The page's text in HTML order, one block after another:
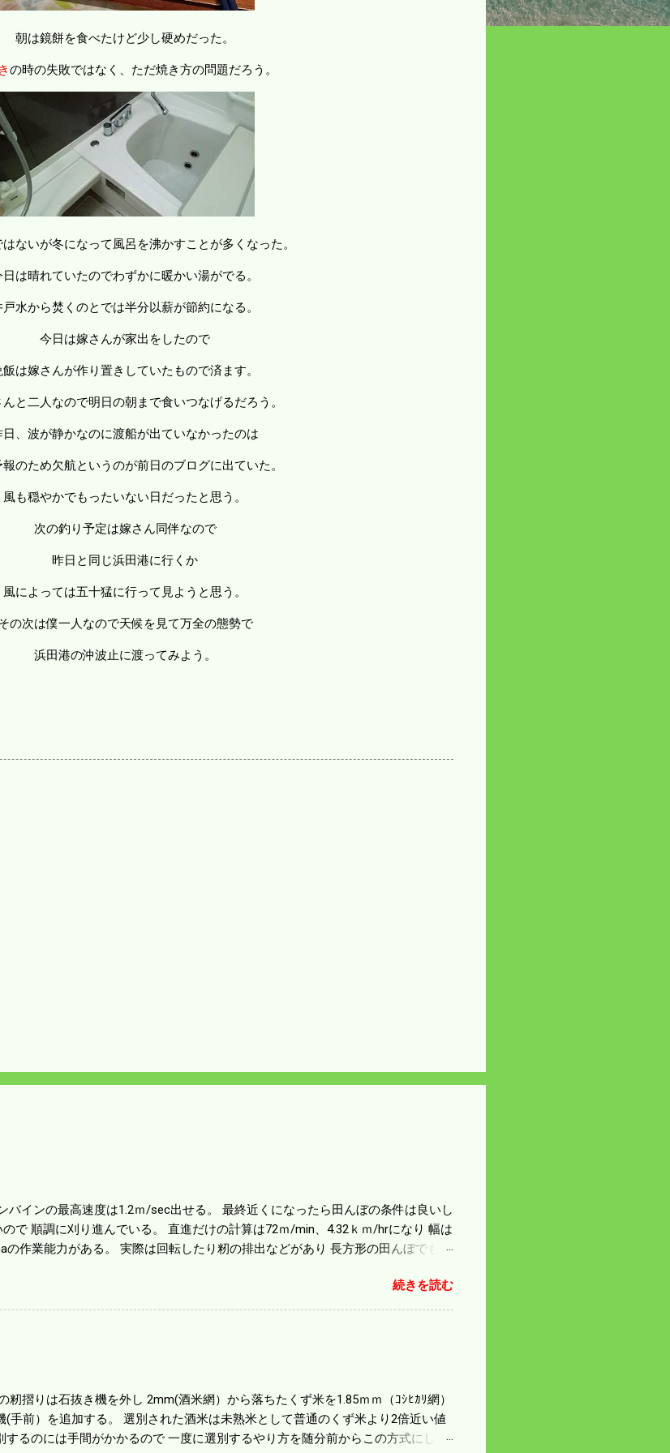
朝は鏡餅を食べたけど少し硬めだった。
の時の失敗ではなく、ただ焼き方の問題だろう。
ないが冬になって風呂を沸かすことが多くなった。
日は晴れていたのでわずかに暖かい湯がでる。
戸水から焚くのとでは半分以薪が節約になる。
今日は嫁さんが家出をしたので
飯は嫁さんが作り置きしていたもので済ます。
んと二人なので明日の朝まで食いつなげるだろう。
日、波が静かなのに渡船が出ていなかったのは
のため欠航というのが前日のブログに出ていた。
風も穏やかでもったいない日だったと思う。
次の釣り予定は嫁さん同伴なので
昨日と同じ浜田港に行くか
風によっては五十猛に行って見ようと思う。
の次は僕一人なので天候を見て万全の態勢で
浜田港の沖波止に渡ってみよう。
バインの最高速度は1.2ｍ/sec出せる。 最終近くになったら田んぼの条件は良いし
で 順調に刈り進んでいる。 直進だけの計算は72ｍ/min、4.32ｋｍ/hrになり 幅は
の作業能力がある。 実際は回転したり籾の排出などがあり 長方形の田んぼでも
が 籾の運搬や乾燥機の容量、籾摺りの能力などのバランスの問題で 今の機種で満
より買った時はまだ耕作面積が少なく手が出せ 無かったのが本音だ。 4条刈りで
続きを読む
籾摺りは石抜き機を外し 2mm(酒米網）から落ちたくず米を1.85ｍｍ（ｺｼﾋｶﾘ網）
(手前）を追加する。 選別された酒米は未熟米として普通のくず米より2倍近い値
するのには手間がかかるので 一度に選別するやり方を随分前からこの方式にし